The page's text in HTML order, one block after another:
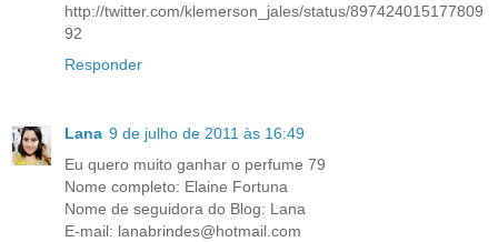
http://twitter.com/klemerson_jales/status/897424015177809
92
Responder
Lana 9 de julho de 2011 às 16:49
Eu quero muito ganhar o perfume 79
Nome completo: Elaine Fortuna
Nome de seguidora do Blog: Lana
E-mail: lanabrindes@hotmail.com